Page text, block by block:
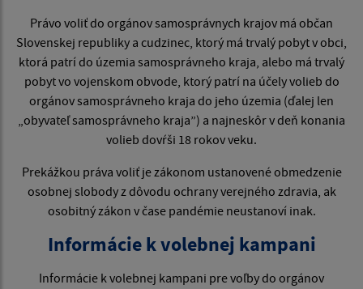
Právo voliť do orgánov samosprávnych krajov má občan
Slovenskej republiky a cudzinec, ktorý má trvalý pobyt v obci,
ktorá patrí do územia samosprávneho kraja, alebo má trvalý
pobyt vo vojenskom obvode, ktorý patrí na účely volieb do
orgánov samosprávneho kraja do jeho územia (ďalej len
„obyvateľ samosprávneho kraja”) a najneskôr v deň konania
volieb dovŕši 18 rokov veku.
Prekážkou práva voliť je zákonom ustanovené obmedzenie
osobnej slobody z dôvodu ochrany verejného zdravia, ak
osobitný zákon v čase pandémie neustanoví inak.
Informácie k volebnej kampani
Informácie k volebnej kampani pre voľby do orgánov